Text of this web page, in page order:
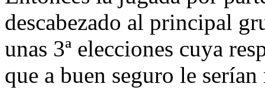
descabezado al principal
unas 3ª elecciones cuya
que a buen seguro le